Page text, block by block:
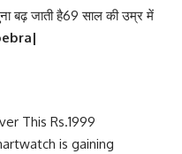
बढ़ जाती है69 साल की उम्र में
This Rs.1999
is gaining